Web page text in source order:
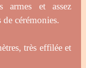
armes et assez
cérémonies.
très effilée et